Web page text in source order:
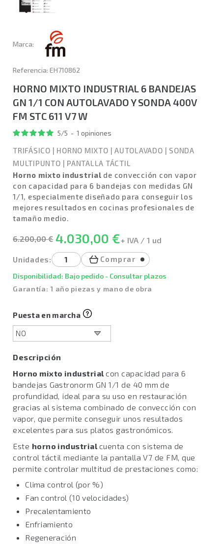
Marca:
Referencia: EH710862
HORNO MIXTO INDUSTRIAL 6 BANDEJAS
GN 1/1 CON AUTOLAVADO Y SONDA 400V
FM STC 611 V7 W
5/5 - 1opiniones
TRIFÁSICO | HORNO MIXTO |AUTOLAVADO | SONDA
MULTIPUNTO | PANTALLA TÁCTIL
Horno mixto industrial de convección con vapor
con capacidad para 6 bandejas con medidas GN
1/1, especialmente diseñado para conseguir los
mejores resultados en cocinas profesionales de
tamaño medio.
6.200,00 € 4.030,00 €+ IVA / 1 ud
Unidades: Comprar
Disponibilidad: Bajo pedido - Consultar plazos
Garantía: 1 año piezas y mano de obra
Puesta en marcha
Descripción
Horno mixto industrial con capacidad para 6
bandejas Gastronorm GN 1/1 de 40 mm de
profundidad, ideal para su uso en restauración
gracias al sistema combinado de convección con
vapor, que permite conseguir unos resultados
excelentes para sus platos gastronómicos.
Este horno industrial cuenta con sistema de
control táctil mediante la pantalla V7 de FM, que
permite controlar multitud de prestaciones como:
Clima control (por %)
Fan control (10 velocidades)
Precalentamiento
Enfriamiento
Regeneración